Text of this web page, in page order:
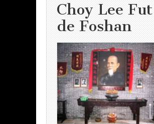
Choy Lee Fut
de Foshan